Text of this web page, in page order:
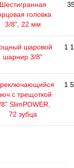
Шестигранная
головка
3/8", 22 мм
шаровой
шарнир 3/8"
1
с трещоткой
SlimPOWER,
72 зубца
1